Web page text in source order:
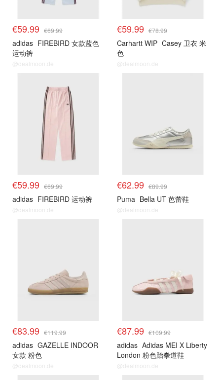
€59.99 €69.99
adidas FIREBIRD 女款蓝色
运动裤
@dealmoon.de
€59.99 €78.99
Carhartt WIP Casey 卫衣 米
色
@dealmoon.de
€59.99 €69.99
adidas FIREBIRD 运动裤
@dealmoon.de
€62.99 €89.99
Puma Bella UT 芭蕾鞋
@dealmoon.de
€83.99 €119.99
adidas GAZELLE INDOOR
女款 粉色
@dealmoon.de
€87.99 €109.99
adidas Adidas MEI X Liberty
London 粉色跆拳道鞋
@dealmoon.de